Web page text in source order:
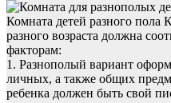
Комната детей разного пола
разного возраста должна
факторам:
1. Разнополый вариант
личных, а также общих
ребенка должен быть свой